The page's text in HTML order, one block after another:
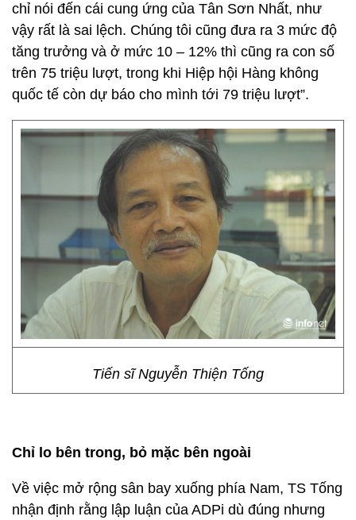
chỉ nói đến cái cung ứng của Tân Sơn Nhất, như
vậy rất là sai lệch. Chúng tôi cũng đưa ra 3 mức độ
tăng trưởng và ở mức 10 – 12% thì cũng ra con số
trên 75 triệu lượt, trong khi Hiệp hội Hàng không
quốc tế còn dự báo cho mình tới 79 triệu lượt”.
Tiến sĩ Nguyễn Thiện Tống
Chỉ lo bên trong, bỏ mặc bên ngoài
Về việc mở rộng sân bay xuống phía Nam, TS Tống
nhận định rằng lập luận của ADPi dù đúng nhưng